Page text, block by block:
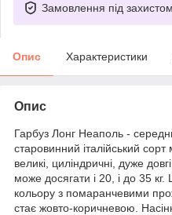
Замовлення під захистом
Опис Характеристики
Опис
Гарбуз Лонг Неаполь -
старовинний італійський
великі, циліндричні, дуже
може досягати і 20, і до 35
кольору з помаранчевими
стає жовто-коричневою.